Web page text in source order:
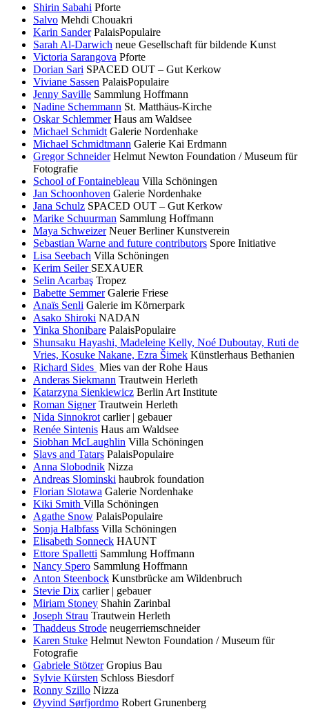
Shirin Sabahi Pforte
Salvo Mehdi Chouakri
Karin Sander PalaisPopulaire
Sarah Al-Darwich neue Gesellschaft für bildende Kunst
Victoria Sarangova Pforte
Dorian Sari SPACED OUT – Gut Kerkow
Viviane Sassen PalaisPopulaire
Jenny Saville Sammlung Hoffmann
Nadine Schemmann St. Matthäus-Kirche
Oskar Schlemmer Haus am Waldsee
Michael Schmidt Galerie Nordenhake
Michael Schmidtmann Galerie Kai Erdmann
Gregor Schneider Helmut Newton Foundation / Museum für
Fotografie
School of Fontainebleau Villa Schöningen
Jan Schoonhoven Galerie Nordenhake
Jana Schulz SPACED OUT – Gut Kerkow
Marike Schuurman Sammlung Hoffmann
Maya Schweizer Neuer Berliner Kunstverein
Sebastian Warne and future contributors Spore Initiative
Lisa Seebach Villa Schöningen
Kerim Seiler SEXAUER
Selin Acarbaş Tropez
Babette Semmer Galerie Friese
Anaïs Senli Galerie im Körnerpark
Asako Shiroki NADAN
Yinka Shonibare PalaisPopulaire
Shunsaku Hayashi, Madeleine Kelly, Noé Duboutay, Ruti de
Vries, Kosuke Nakane, Ezra Šimek Künstlerhaus Bethanien
Richard Sides Mies van der Rohe Haus
Anderas Siekmann Trautwein Herleth
Katarzyna Sienkiewicz Berlin Art Institute
Roman Signer Trautwein Herleth
Nida Sinnokrot carlier | gebauer
Renée Sintenis Haus am Waldsee
Siobhan McLaughlin Villa Schöningen
Slavs and Tatars PalaisPopulaire
Anna Slobodnik Nizza
Andreas Slominski haubrok foundation
Florian Slotawa Galerie Nordenhake
Kiki Smith Villa Schöningen
Agathe Snow PalaisPopulaire
Sonja Halbfass Villa Schöningen
Elisabeth Sonneck HAUNT
Ettore Spalletti Sammlung Hoffmann
Nancy Spero Sammlung Hoffmann
Anton Steenbock Kunstbrücke am Wildenbruch
Stevie Dix carlier | gebauer
Miriam Stoney Shahin Zarinbal
Joseph Strau Trautwein Herleth
Thaddeus Strode neugerriemschneider
Karen Stuke Helmut Newton Foundation / Museum für
Fotografie
Gabriele Stötzer Gropius Bau
Sylvie Kürsten Schloss Biesdorf
Ronny Szillo Nizza
Øyvind Sørfjordmo Robert Grunenberg